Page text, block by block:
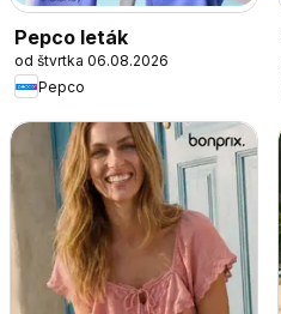
Pepco leták
od štvrtka 06.08.2026
Pepco